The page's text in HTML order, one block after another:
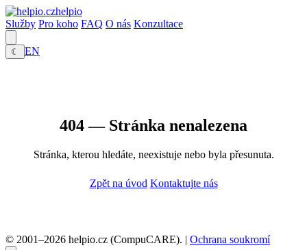
helpio
Služby Pro koho FAQ O nás Konzultace
☾ EN
404 — Stránka nenalezena
Stránka, kterou hledáte, neexistuje nebo byla přesunuta.
Zpět na úvod Kontaktujte nás
© 2001–2026 helpio.cz (CompuCARE). | Ochrana soukromí